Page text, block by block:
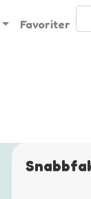
Favoriter